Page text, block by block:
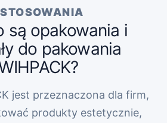
są opakowania i
do pakowania
jest przeznaczona dla firm,
produkty estetycznie,